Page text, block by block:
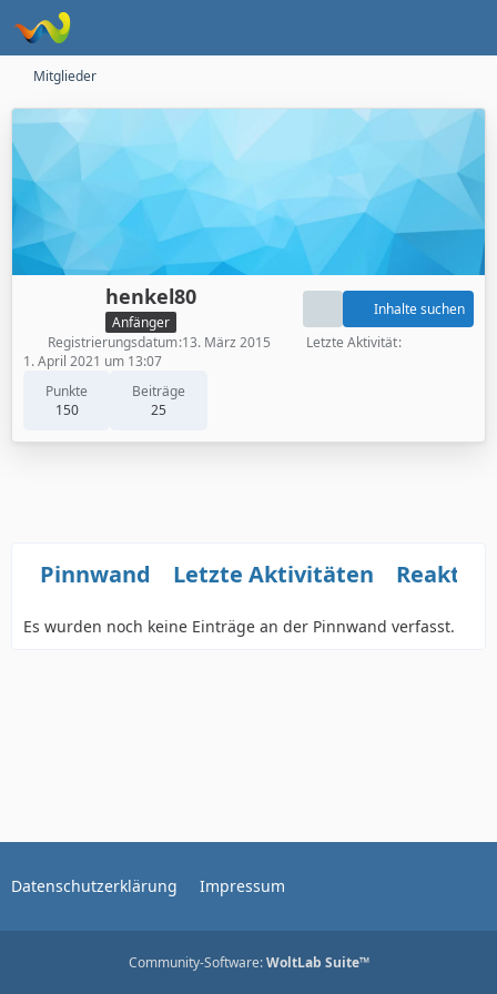
Mitglieder
henkel80
Anfänger
Punkte
150
Beiträge
25
Inhalte suchen
Registrierungsdatum 13. März 2015
Letzte Aktivität
1. April 2021 um 13:07
Pinnwand Letzte Aktivitäten
Es wurden noch keine Einträge an der Pinnwand verfasst.
Datenschutzerklärung Impressum
Community-Software:WoltLab Suite™